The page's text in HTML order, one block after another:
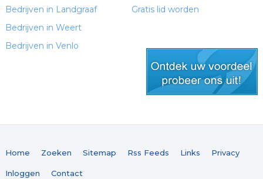
Bedrijven in Landgraaf
Bedrijven in Weert
Bedrijven in Venlo
Gratis lid worden
Home Zoeken Sitemap Rss Feeds Links Privacy
Inloggen Contact